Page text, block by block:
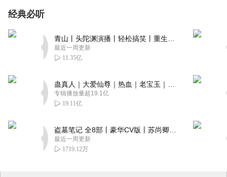
经典必听
最近一周更新
11.35亿
专辑播放量超19.1亿
19.11亿
最近一周更新
1719.12万